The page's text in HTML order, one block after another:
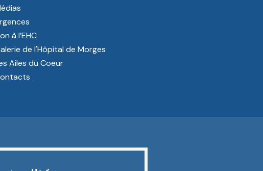
à l’EHC
de l'Hôpital de Morges
Ailes du Coeur